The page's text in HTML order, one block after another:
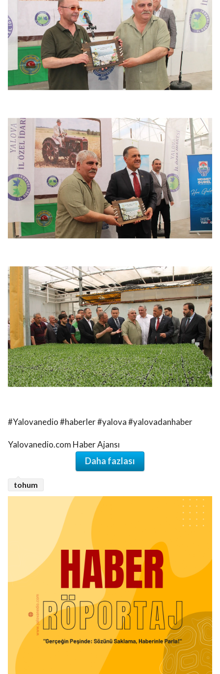
#Yalovanedio #haberler #yalova #yalovadanhaber
Yalovanedio.com Haber Ajansı
Daha fazlası
tohum